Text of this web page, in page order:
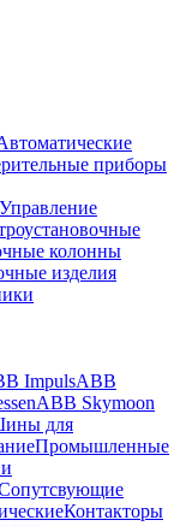
приборы
Управление
колонны
изделия
ImpulsABB
ABB Skymoon
для
Промышленные
Контакторы